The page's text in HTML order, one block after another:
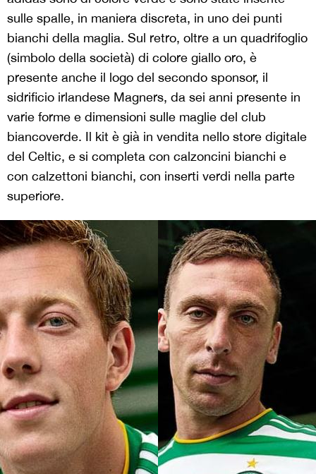
sulle spalle, in maniera discreta, in uno dei punti
bianchi della maglia. Sul retro, oltre a un quadrifoglio
(simbolo della società) di colore giallo oro, è
presente anche il logo del secondo sponsor, il
sidrificio irlandese Magners, da sei anni presente in
varie forme e dimensioni sulle maglie del club
biancoverde. Il kit è già in vendita nello store digitale
del Celtic, e si completa con calzoncini bianchi e
con calzettoni bianchi, con inserti verdi nella parte
superiore.